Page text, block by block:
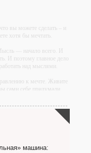
вы можете сделать – и
хотя бы мечтать.
— начало всего. И
И поэтому главное дело
над мыслями.
к мечте. Живите
сами себе придумали.
— это ум. Самая
Из всех страхов самый
с хорошим советом,
Он никогда не бывает
того, кто его дал.
машина: